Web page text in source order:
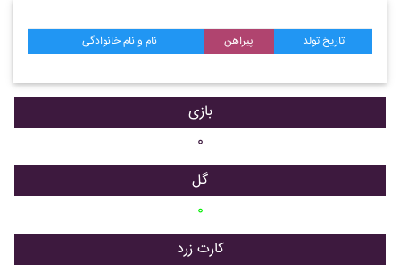
نام و نام خانوادگی پیراهن تاریخ تولد
بازی
۰
گل
۰
کارت زرد